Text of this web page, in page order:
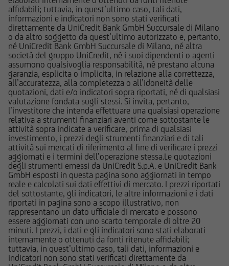
affidabili; tuttavia, in quest’ultimo caso, tali dati,
informazioni e indicatori non sono stati verificati
direttamente da UniCredit Bank GmbH Succursale di Milano
o da altro soggetto da quest’ultimo autorizzato e, pertanto,
né UniCredit Bank GmbH Succursale di Milano, né altra
società del gruppo UniCredit, né i suoi dipendenti o agenti
assumono qualsivoglia responsabilità, né prestano alcuna
garanzia, esplicita o implicita, in relazione alla correttezza,
all’accuratezza, alla completezza o all’idoneità delle
quotazioni, dati e/o indicatori sopra riportati, né di qualsiasi
valutazione fondata sugli stessi. Si invita, pertanto,
l’investitore che intenda effettuare una qualsiasi operazione
relativa a strumenti finanziari aventi come sottostante le
attività sopra indicate a verificare, prima di qualsiasi
investimento, i prezzi degli strumenti finanziari e di tali
attività sui mercati di riferimento al fine di verificare i prezzi
aggiornati e i termini dell’operazione stessa.Le quotazioni
degli strumenti emessi da UniCredit S.p.A. e UniCredit Bank
GmbH esposti in questa pagina sono aggiornati in tempo
reale e calcolati sui dati effettivi di mercato. I prezzi riportati
del sottostante, gli indicatori, le altre informazioni e i dati
riportati in pagina sono a scopo illustrativo, non
rappresentano un dato ufficiale di mercato e possono
essere aggiornati con uno scarto temporale di oltre 20
minuti. I prezzi, i dati e gli indicatori sono stati elaborati
internamente o ottenuti da fonti ritenute affidabili;
tuttavia, in quest’ultimo caso, tali dati, informazioni e
indicatori non sono stati verificati direttamente da
modo da intendersi né come consulenza, né
come ricerca in materia di investimenti; qualsiasi
prodotto, strumento, servizio di investimento
cui fa riferimento il Sito potrebbe essere non
adeguato per l'utente; prima di effettuare
qualsiasi operazione, l'utente dovrà, pertanto,
valutare, in autonomia, la rilevanza delle
informazioni pubblicate sul Sito ai fini delle
proprie decisioni di investimento, alla luce dei
propri obiettivi di investimento, della propria
esperienza nel settore di investimento rilevante
per il tipo di strumento e servizio, della propria
situazione finanziaria e di qualsiasi altra
circostanza rilevante.
Prima di effettuare qualsiasi investimento in uno
strumento oggetto di un'offerta al pubblico in
corso, l'utente dovrà leggere attentamente il
prospetto informativo di riferimento,
disponibile, insieme ai pertinenti Final
Terms/Condizioni Definitive sul sito web